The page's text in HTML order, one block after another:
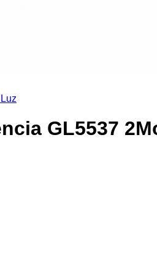
GL5537